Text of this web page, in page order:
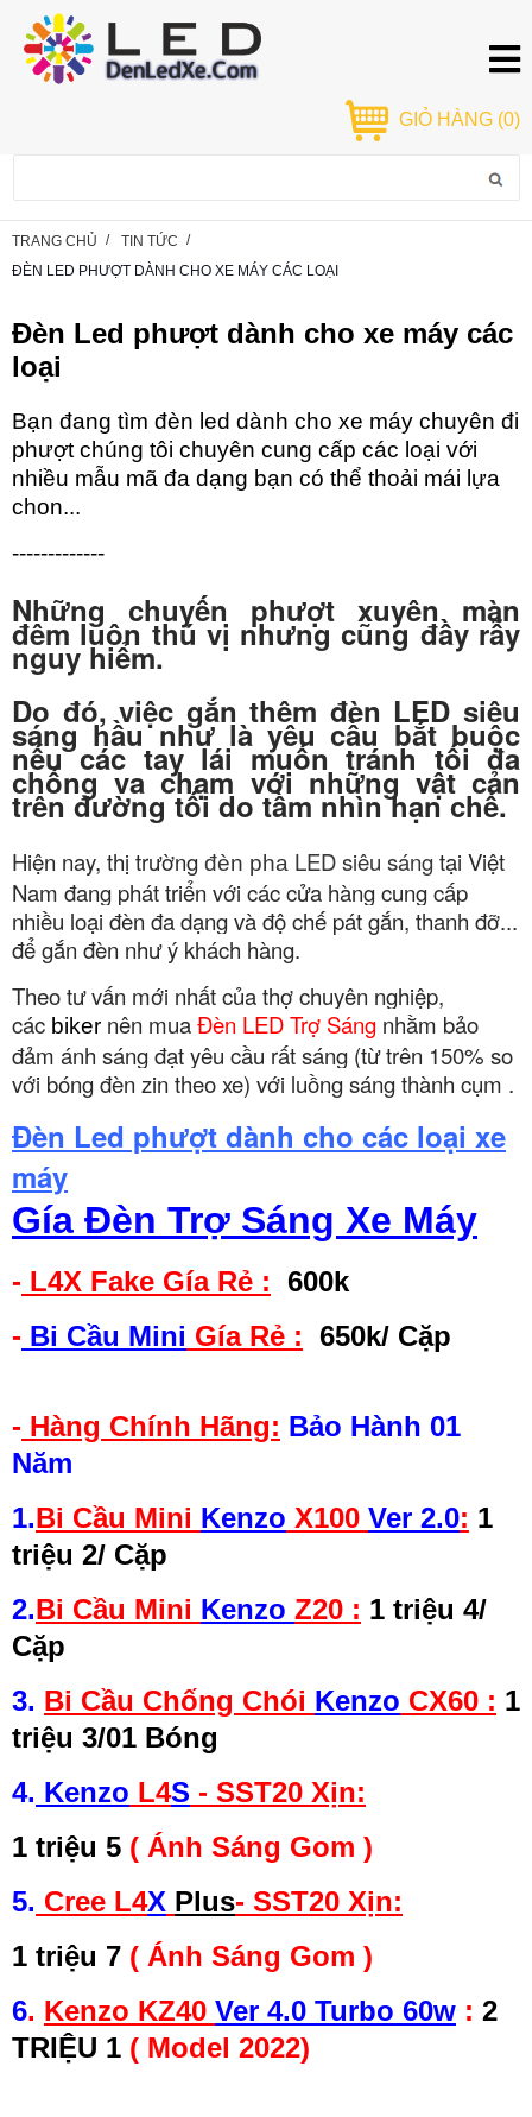
GIỎ HÀNG (0)
TRANG CHỦ
TIN TỨC
ĐÈN LED PHƯỢT DÀNH CHO XE MÁY CÁC LOẠI
Đèn Led phượt dành cho xe máy các
loại
Bạn đang tìm đèn led dành cho xe máy chuyên đi
phượt chúng tôi chuyên cung cấp các loại với
nhiều mẫu mã đa dạng bạn có thể thoải mái lựa
chon...
-------------
Những chuyến phượt xuyên màn
đêm luôn thú vị nhưng cũng đầy rẫy
nguy hiểm.
Do đó, việc gắn thêm đèn LED siêu
sáng hầu như là yêu cầu bắt buộc
nếu các tay lái muốn tránh tối đa
chống va chạm với những vật cản
trên đường tối do tầm nhìn hạn chế.
Hiện nay, thị trường đèn pha LED siêu sángtại Việt
Nam đang phát triển với các cửa hàng cung cấp
nhiều loại đèn đa dạng và độ chế pát gắn, thanh đỡ...
để gắn đèn như ý khách hàng.
Theo tư vấn mới nhất của thợ chuyên nghiệp,
các biker nên muaĐèn LED Trợ Sáng nhằm bảo
đảm ánh sáng đạt yêu cầu rất sáng (từ trên 150% so
với bóng đèn zin theo xe) với luồng sáng thành cụm .
Đèn Led phượt dành cho các loại xe
máy
Gía Đèn Trợ Sáng Xe Máy
- L4X Fake Gía Rẻ : 600k
- Bi Cầu Mini Gía Rẻ : 650k/ Cặp
- Hàng Chính Hãng: Bảo Hành 01
Năm
1.Bi Cầu Mini Kenzo X100 Ver 2.0: 1
triệu 2/ Cặp
2.Bi Cầu Mini Kenzo Z20 : 1 triệu 4/
Cặp
3. Bi Cầu Chống Chói Kenzo CX60 : 1
triệu 3/01 Bóng
4. Kenzo L4S - SST20 Xịn:
1 triệu 5 ( Ánh Sáng Gom )
5. Cree L4X Plus- SST20 Xịn:
1 triệu 7 ( Ánh Sáng Gom )
6. Kenzo KZ40 Ver 4.0 Turbo 60w : 2
TRIỆU 1 ( Model 2022)